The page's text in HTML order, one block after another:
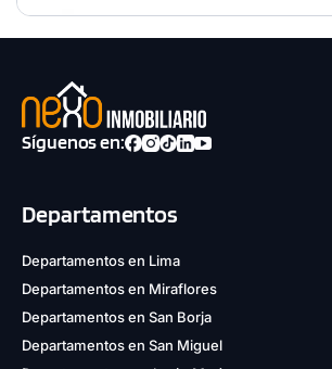
Síguenos en:
Departamentos
Departamentos en Lima
Departamentos en Miraflores
Departamentos en San Borja
Departamentos en San Miguel